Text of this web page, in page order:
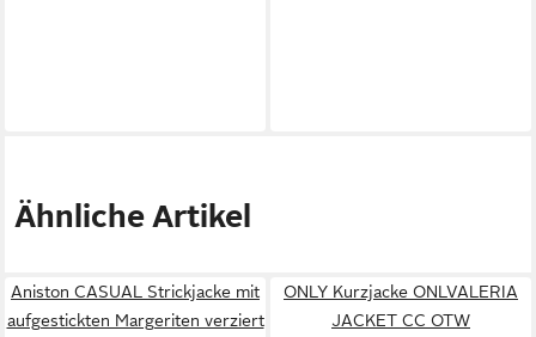
Ähnliche Artikel
Aniston CASUAL Strickjacke mit
aufgestickten Margeriten verziert
ONLY Kurzjacke ONLVALERIA
JACKET CC OTW